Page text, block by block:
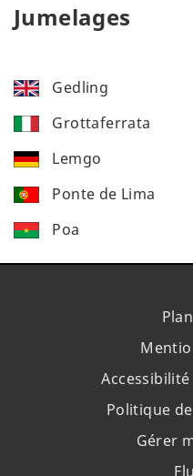
Jumelages
Gedling
Grottaferrata
Lemgo
Ponte de Lima
Poa
Politique
Gérer